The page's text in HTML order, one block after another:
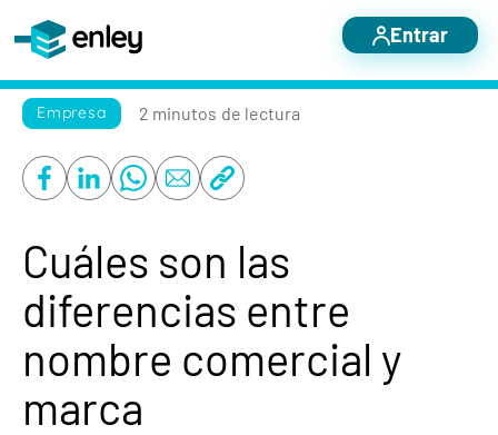
Servicios destacados
Otros servicios
Nosotros
Entrar
Empresa 2 minutos de lectura
Cuáles son las
diferencias entre
nombre comercial y
marca